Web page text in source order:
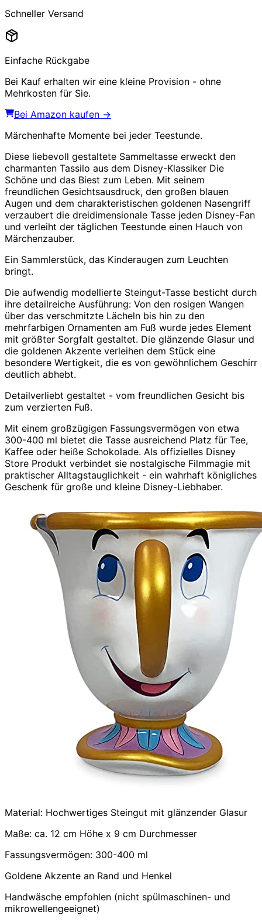
Schneller Versand
Einfache Rückgabe
Bei Kauf erhalten wir eine kleine Provision - ohne
Mehrkosten für Sie.
Bei Amazon kaufen →
Märchenhafte Momente bei jeder Teestunde.
Diese liebevoll gestaltete Sammeltasse erweckt den
charmanten Tassilo aus dem Disney-Klassiker Die
Schöne und das Biest zum Leben. Mit seinem
freundlichen Gesichtsausdruck, den großen blauen
Augen und dem charakteristischen goldenen Nasengriff
verzaubert die dreidimensionale Tasse jeden Disney-Fan
und verleiht der täglichen Teestunde einen Hauch von
Märchenzauber.
Ein Sammlerstück, das Kinderaugen zum Leuchten
bringt.
Die aufwendig modellierte Steingut-Tasse besticht durch
ihre detailreiche Ausführung: Von den rosigen Wangen
über das verschmitzte Lächeln bis hin zu den
mehrfarbigen Ornamenten am Fuß wurde jedes Element
mit größter Sorgfalt gestaltet. Die glänzende Glasur und
die goldenen Akzente verleihen dem Stück eine
besondere Wertigkeit, die es von gewöhnlichem Geschirr
deutlich abhebt.
Detailverliebt gestaltet - vom freundlichen Gesicht bis
zum verzierten Fuß.
Mit einem großzügigen Fassungsvermögen von etwa
300-400 ml bietet die Tasse ausreichend Platz für Tee,
Kaffee oder heiße Schokolade. Als offizielles Disney
Store Produkt verbindet sie nostalgische Filmmagie mit
praktischer Alltagstauglichkeit - ein wahrhaft königliches
Geschenk für große und kleine Disney-Liebhaber.
Material: Hochwertiges Steingut mit glänzender Glasur
Maße: ca. 12 cm Höhe x 9 cm Durchmesser
Fassungsvermögen: 300-400 ml
Goldene Akzente an Rand und Henkel
Handwäsche empfohlen (nicht spülmaschinen- und
mikrowellengeeignet)